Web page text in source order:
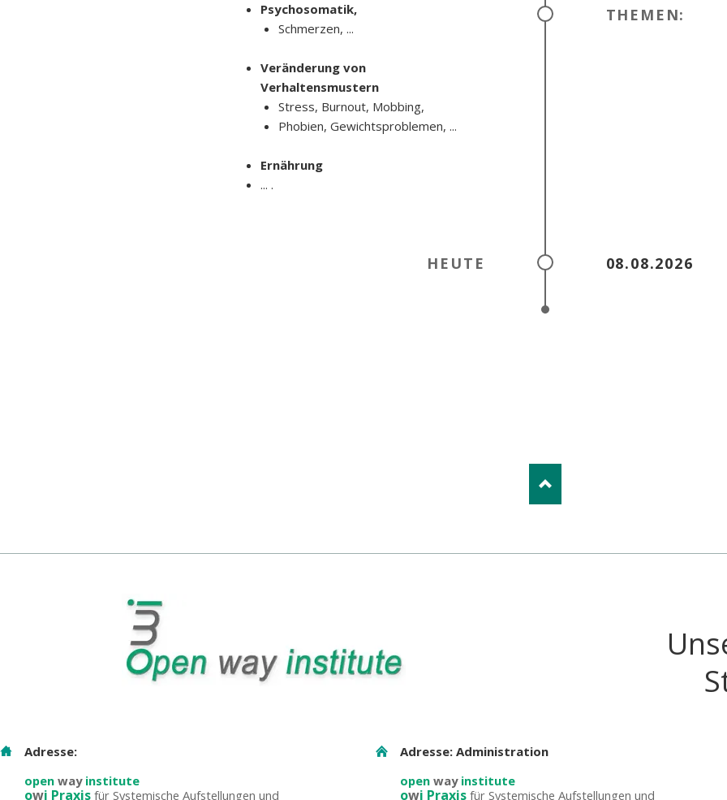
THEMEN:
Psychosomatik,
Schmerzen, ...
Veränderung von
Verhaltensmustern
Stress, Burnout, Mobbing,
Phobien, Gewichtsproblemen, ...
Ernährung
... .
HEUTE 08.08.2026
Adresse:
open wayinstitute
owi Praxis für Systemische Aufstellungen und
Adresse: Administration
open wayinstitute
owi Praxisfür Systemische Aufstellungen und